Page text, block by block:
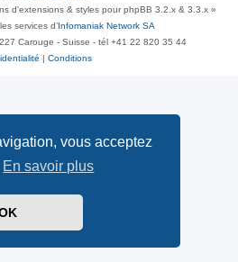
vous acceptez
En savoir plus
d'extensions & styles pour phpBB 3.2.x & 3.3.x »
services d’ Infomaniak Network SA
Carouge - Suisse - tél +41 22 820 35 44
Conditions